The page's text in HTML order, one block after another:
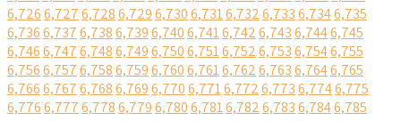
6,7266,7276,7286,7296,7306,7316,7326,7336,7346,735
6,7366,7376,7386,7396,7406,7416,7426,7436,7446,745
6,7466,7476,7486,7496,7506,7516,7526,7536,7546,755
6,7566,7576,7586,7596,7606,7616,7626,7636,7646,765
6,7666,7676,7686,7696,7706,7716,7726,7736,7746,775
6,7766,7776,7786,7796,7806,7816,7826,7836,7846,785